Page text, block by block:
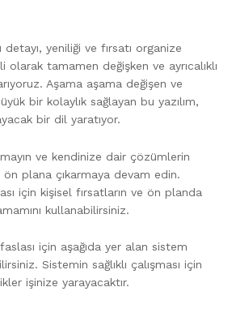
yeniliği ve fırsatı organize
tamamen değişken ve ayrıcalıklı
Aşama aşama değişen ve
bir kolaylık sağlayan bu yazılım,
bir dil yaratıyor.
ve kendinize dair çözümlerin
plana çıkarmaya devam edin.
için kişisel fırsatların ve ön planda
kullanabilirsiniz.
için aşağıda yer alan sistem
Sistemin sağlıklı çalışması için
işinize yarayacaktır.